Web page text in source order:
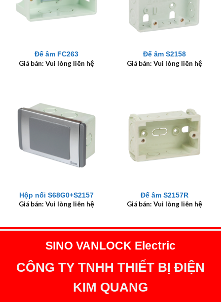
Đế âm FC263
Giá bán: Vui lòng liên hệ
Đế âm S2158
Giá bán: Vui lòng liên hệ
Hộp nối S68G0+S2157
Giá bán: Vui lòng liên hệ
Đế âm S2157R
Giá bán: Vui lòng liên hệ
SINO VANLOCK Electric
CÔNG TY TNHH THIẾT BỊ ĐIỆN
KIM QUANG